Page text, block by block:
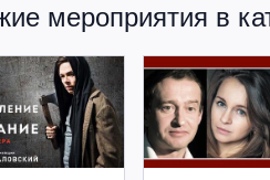
мероприятия в